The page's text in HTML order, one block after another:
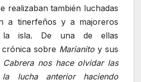
realizaban también luchadas
a tinerfeños y a majoreros
la isla. De una de ellas
sobre Marianito y sus
Cabrera nos hace olvidar las
lucha anterior haciendo